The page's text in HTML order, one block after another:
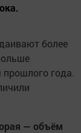
более
года.
— объём